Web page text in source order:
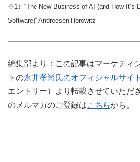
※1）“The New Business of AI (and How It’s
Software)” Andreesen Horowitz
編集部より：この記事はマーケティ
トの永井孝尚氏のオフィシャルサイト
エントリー）より転載させていただ
のメルマガのご登録はこちらから。